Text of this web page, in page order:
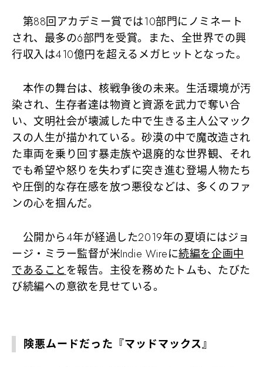
第88回アカデミー賞では10部門にノミネート
され、最多の6部門を受賞。また、全世界での興
行収入は410億円を超えるメガヒットとなった。
本作の舞台は、核戦争後の未来。生活環境が汚
染され、生存者達は物資と資源を武力で奪い合
い、文明社会が壊滅した中で生きる主人公マック
スの人生が描かれている。砂漠の中で魔改造され
た車両を乗り回す暴走族や退廃的な世界観、それ
でも希望や怒りを失わずに突き進む登場人物たち
や圧倒的な存在感を放つ悪役などは、多くのファ
ンの心を掴んだ。
公開から4年が経過した2019年の夏頃にはジョ
ージ・ミラー監督が米Indie Wireに続編を企画中
であることを報告。主役を務めたトムも、たびた
び続編への意欲を見せている。
険悪ムードだった『マッドマックス』